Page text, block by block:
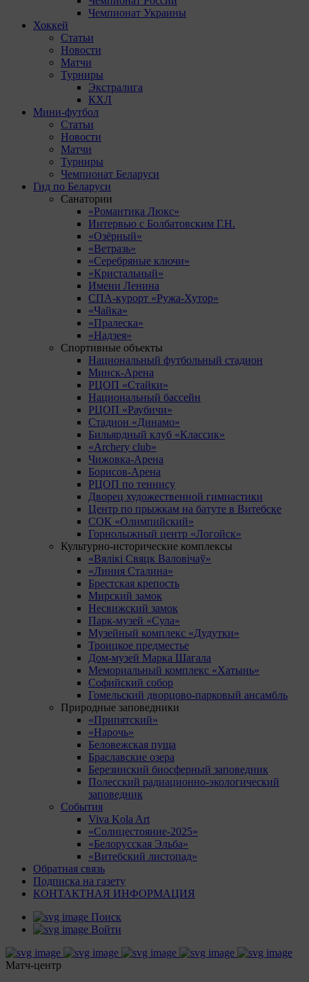
Чемпионат Украины
Хоккей
Статьи
Новости
Матчи
Турниры
Экстралига
КХЛ
Мини-футбол
Статьи
Новости
Матчи
Турниры
Чемпионат Беларуси
Гид по Беларуси
Санатории
«Романтика Люкс»
Интервью с Болбатовским Г.Н.
«Озёрный»
«Ветразь»
«Серебряные ключи»
«Кристальный»
Имени Ленина
СПА-курорт «Ружа-Хутор»
«Чайка»
«Пралеска»
«Надзея»
Спортивные объекты
Национальный футбольный стадион
Минск-Арена
РЦОП «Стайки»
Национальный бассейн
РЦОП «Раубичи»
Стадион «Динамо»
Бильярдный клуб «Классик»
«Archery club»
Чижовка-Арена
Борисов-Арена
РЦОП по теннису
Дворец художественной гимнастики
Центр по прыжкам на батуте в Витебске
СОК «Олимпийский»
Горнолыжный центр «Логойск»
Культурно-исторические комплексы
«Вялікі Свяцк Валовічаў»
«Линия Сталина»
Брестская крепость
Мирский замок
Несвижский замок
Парк-музей «Сула»
Музейный комплекс «Дудутки»
Троицкое предместье
Дом-музей Марка Шагала
Мемориальный комплекс «Хатынь»
Софийский собор
Гомельский дворцово-парковый ансамбль
Природные заповедники
«Припятский»
«Нарочь»
Беловежская пуща
Браславские озера
Березинский биосферный заповедник
Полесский радиационно-экологический
заповедник
События
Viva Kola Art
«Солнцестояние-2025»
«Белорусская Эльба»
«Витебский листопад»
Обратная связь
Подписка на газету
КОНТАКТНАЯ ИНФОРМАЦИЯ
Поиск
Войти
Матч-центр